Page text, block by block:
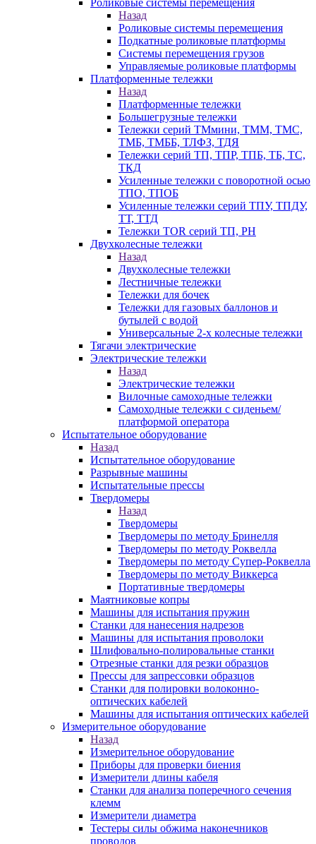
Роликовые системы перемещения
Назад
Роликовые системы перемещения
Подкатные роликовые платформы
Системы перемещения грузов
Управляемые роликовые платформы
Платформенные тележки
Назад
Платформенные тележки
Большегрузные тележки
Тележки серий ТМмини, ТММ, ТМС,
ТМБ, ТМББ, ТЛФЗ, ТДЯ
Тележки серий ТП, ТПР, ТПБ, ТБ, ТС,
ТКД
Усиленные тележки с поворотной осью
ТПО, ТПОБ
Усиленные тележки серий ТПУ, ТПДУ,
ТТ, ТТД
Тележки TOR серий ТП, PH
Двухколесные тележки
Назад
Двухколесные тележки
Лестничные тележки
Тележки для бочек
Тележки для газовых баллонов и
бутылей с водой
Универсальные 2-х колесные тележки
Тягачи электрические
Электрические тележки
Назад
Электрические тележки
Вилочные самоходные тележки
Самоходные тележки с сиденьем/
платформой оператора
Испытательное оборудование
Назад
Испытательное оборудование
Разрывные машины
Испытательные прессы
Твердомеры
Назад
Твердомеры
Твердомеры по методу Бринелля
Твердомеры по методу Роквелла
Твердомеры по методу Супер-Роквелла
Твердомеры по методу Виккерса
Портативные твердомеры
Маятниковые копры
Машины для испытания пружин
Станки для нанесения надрезов
Машины для испытания проволоки
Шлифовально-полировальные станки
Отрезные станки для резки образцов
Прессы для запрессовки образцов
Станки для полировки волоконно-
оптических кабелей
Машины для испытания оптических кабелей
Измерительное оборудование
Назад
Измерительное оборудование
Приборы для проверки биения
Измерители длины кабеля
Станки для анализа поперечного сечения
клемм
Измерители диаметра
Тестеры силы обжима наконечников
проводов